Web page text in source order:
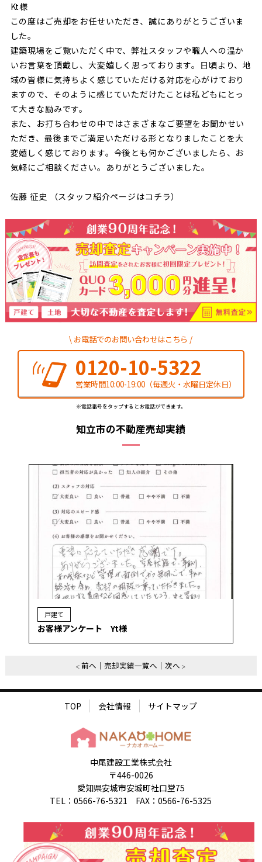
Kt様
この度はご売却をお任せいただき、誠にありがとうございま
した。
建築現場をご覧いただく中で、弊社スタッフや職人への温か
いお言葉を頂戴し、大変嬉しく思っております。日頃より、地
域の皆様に気持ちよく感じていただける対応を心がけており
ますので、そのように感じていただけたことは私どもにとっ
て大きな励みです。
また、お打ち合わせの中ではさまざまなご要望をお聞かせい
ただき、最後までご満足いただける形となりましたことを大
変嬉しく感じております。今後とも何かございましたら、お
気軽にご相談ください。ありがとうございました。
佐藤 征史 （スタッフ紹介ページはコチラ）
お電話でのお問い合わせはこちら
0120-10-5322
営業時間10:00-19:00 （毎週火・水曜日定休日）
※電話番号をタップするとお電話ができます。
知立市の不動産売却実績
戸建て
お客様アンケート Yt様
前へ 売却実績一覧へ 次へ
TOP 会社情報 サイトマップ
中尾建設工業株式会社
〒446-0026
愛知県安城市安城町社口堂75
TEL：0566-76-5321 FAX：0566-76-5325